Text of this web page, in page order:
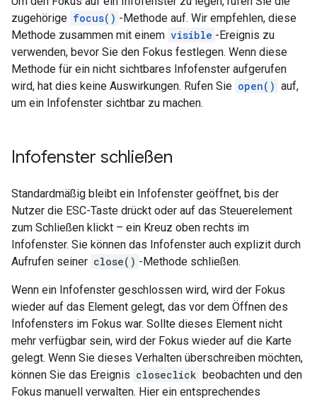
zugehörige focus() -Methode auf. Wir empfehlen, diese
Methode zusammen mit einem visible -Ereignis zu
verwenden, bevor Sie den Fokus festlegen. Wenn diese
Methode für ein nicht sichtbares Infofenster aufgerufen
wird, hat dies keine Auswirkungen. Rufen Sie open() auf,
um ein Infofenster sichtbar zu machen.
Infofenster schließen
Standardmäßig bleibt ein Infofenster geöffnet, bis der
Nutzer die ESC-Taste drückt oder auf das Steuerelement
zum Schließen klickt – ein Kreuz oben rechts im
Infofenster. Sie können das Infofenster auch explizit durch
Aufrufen seiner close() -Methode schließen.
Wenn ein Infofenster geschlossen wird, wird der Fokus
wieder auf das Element gelegt, das vor dem Öffnen des
Infofensters im Fokus war. Sollte dieses Element nicht
mehr verfügbar sein, wird der Fokus wieder auf die Karte
gelegt. Wenn Sie dieses Verhalten überschreiben möchten,
können Sie das Ereignis closeclick beobachten und den
Fokus manuell verwalten. Hier ein entsprechendes